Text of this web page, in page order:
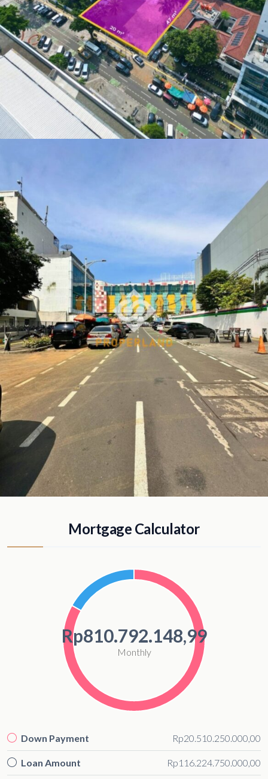
Mortgage Calculator
Rp810.792.148,99
Monthly
Down Payment Rp20.510.250.000,00
Loan Amount Rp116.224.750.000,00